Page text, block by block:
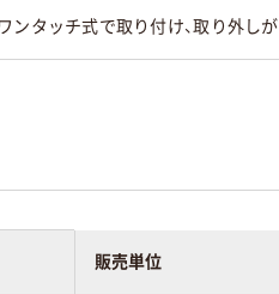
タッチ式で取り付け、取り外しが
販売単位